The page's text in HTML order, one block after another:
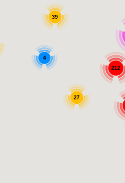
212
39
4
27